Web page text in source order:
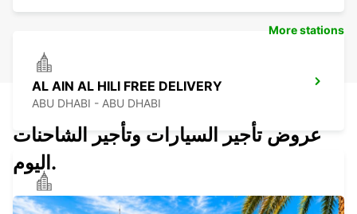
AL AIN AL HILI FREE DELIVERY
ABU DHABI - ABU DHABI
DUBAI HILLS MALL
More stations
عروض تأجير السيارات وتأجير الشاحنات
اليوم.